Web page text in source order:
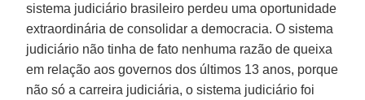
sistema judiciário brasileiro perdeu uma oportunidade
extraordinária de consolidar a democracia. O sistema
judiciário não tinha de fato nenhuma razão de queixa
em relação aos governos dos últimos 13 anos, porque
não só a carreira judiciária, o sistema judiciário foi